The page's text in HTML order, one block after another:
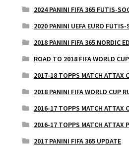
2024 PANINI FIFA 365 FUTIS-
2020 PANINI UEFA EURO FUTIS-
2018 PANINI FIFA 365 NORDIC
ROAD TO 2018 FIFA WORLD
2017-18 TOPPS MATCH ATTAX
2018 PANINI FIFA WORLD CUP
2016-17 TOPPS MATCH ATTAX
2016-17 TOPPS MATCH ATTAX
2017 PANINI FIFA 365 UPDATE